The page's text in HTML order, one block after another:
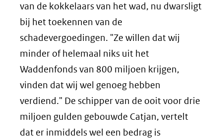
van de kokkelaars van het wad, nu dwarsligt
bij het toekennen van de
schadevergoedingen. "Ze willen dat wij
minder of helemaal niks uit het
Waddenfonds van 800 miljoen krijgen,
vinden dat wij wel genoeg hebben
verdiend." De schipper van de ooit voor drie
miljoen gulden gebouwde Catjan, vertelt
dat er inmiddels wel een bedrag is